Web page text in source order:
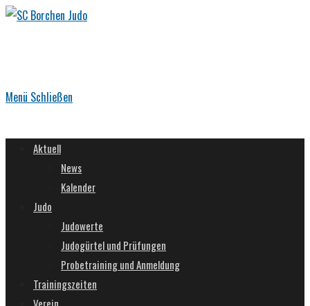
Zum
Menü Schließen
Aktuell
News
Kalender
Judo
Judowerte
Judogürtel und Prüfungen
Probetraining und Anmeldung
Trainingszeiten